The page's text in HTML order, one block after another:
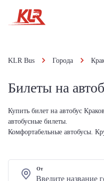
KLR Bus Города
Билеты на
Купить билет на автобус
автобусные билеты.
Комфортабельные автобусы.
От